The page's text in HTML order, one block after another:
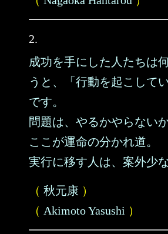
2.
成功を手にした人たちは
うと、「行動を起こして
です。
問題は、やるかやらない
ここが運命の分かれ道。
実行に移す人は、案外少
（ 秋元康 ）
（ Akimoto Yasushi ）